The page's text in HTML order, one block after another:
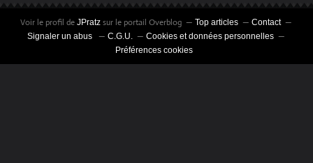
Voir le profil deJPratz sur le portail Overblog Top articles
Contact
Signaler un abus
C.G.U.
Cookies et données personnelles
Préférences cookies